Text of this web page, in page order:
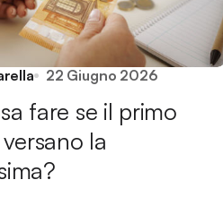
22 Giugno 2026
fare se il primo
la